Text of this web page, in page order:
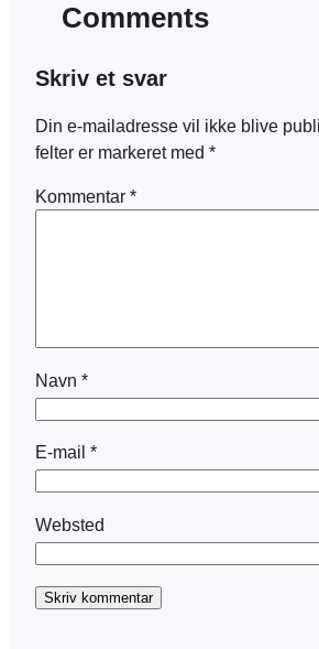
Comments
Skriv et svar
Din e-mailadresse vil ikke blive
felter er markeret med *
Kommentar *
Navn *
E-mail *
Websted